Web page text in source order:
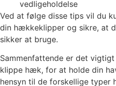
vedligeholdelse
Ved at følge disse tips vil du
din hækkeklipper og sikre, at
sikker at bruge.
Sammenfattende er det
klippe hæk, for at holde din
hensyn til de forskellige typer